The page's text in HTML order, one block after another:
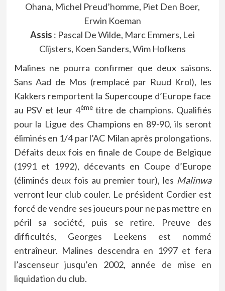
Ohana, Michel Preud’homme, Piet Den Boer,
Erwin Koeman
Assis : Pascal De Wilde, Marc Emmers, Lei
Clijsters, Koen Sanders, Wim Hofkens
Malines ne pourra confirmer que deux saisons.
Sans Aad de Mos (remplacé par Ruud Krol), les
Kakkers remportent la Supercoupe d’Europe face
au PSV et leur 4èmetitre de champions. Qualifiés
pour la Ligue des Champions en 89-90, ils seront
éliminés en 1/4 par l’AC Milan après prolongations.
Défaits deux fois en finale de Coupe de Belgique
(1991et 1992), décevants en Coupe d’Europe
(éliminés deux fois au premier tour), les Malinwa
verront leur club couler. Le président Cordier est
forcé de vendre ses joueurs pour ne pas mettre en
péril sa société, puis se retire. Preuve des
difficultés, Georges Leekens est nommé
entraîneur. Malines descendra en 1997 et fera
l’ascenseur jusqu’en 2002, année de mise en
liquidation du club.